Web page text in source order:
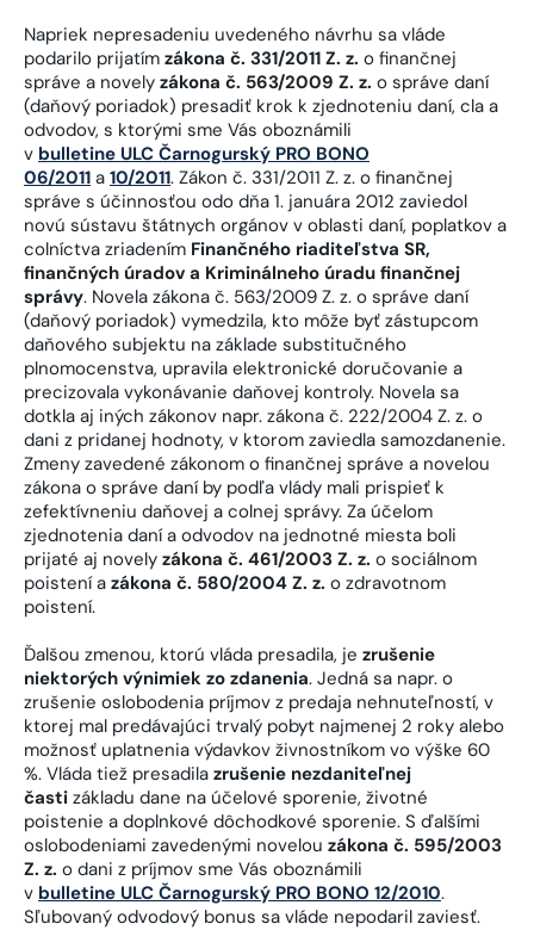
Napriek nepresadeniu uvedeného návrhu sa vláde
podarilo prijatím zákona č. 331/2011 Z. z. o finančnej
správe a novely zákona č. 563/2009 Z. z. o správe daní
(daňový poriadok) presadiť krok k zjednoteniu daní, cla a
odvodov, s ktorými sme Vás oboznámili
v bulletine ULC Čarnogurský PRO BONO
06/2011 a 10/2011. Zákon č. 331/2011 Z. z. o finančnej
správe s účinnosťou odo dňa 1. januára 2012 zaviedol
novú sústavu štátnych orgánov v oblasti daní, poplatkov a
colníctva zriadením Finančného riaditeľstva SR,
finančných úradov a Kriminálneho úradu finančnej
správy. Novela zákona č. 563/2009 Z. z. o správe daní
(daňový poriadok) vymedzila, kto môže byť zástupcom
daňového subjektu na základe substitučného
plnomocenstva, upravila elektronické doručovanie a
precizovala vykonávanie daňovej kontroly. Novela sa
dotkla aj iných zákonov napr. zákona č. 222/2004 Z. z. o
dani z pridanej hodnoty, v ktorom zaviedla samozdanenie.
Zmeny zavedené zákonom o finančnej správe a novelou
zákona o správe daní by podľa vlády mali prispieť k
zefektívneniu daňovej a colnej správy. Za účelom
zjednotenia daní a odvodov na jednotné miesta boli
prijaté aj novely zákona č. 461/2003 Z. z. o sociálnom
poistení a zákona č. 580/2004 Z. z. o zdravotnom
poistení.
Ďalšou zmenou, ktorú vláda presadila, je zrušenie
niektorých výnimiek zo zdanenia. Jedná sa napr. o
zrušenie oslobodenia príjmov z predaja nehnuteľností, v
ktorej mal predávajúci trvalý pobyt najmenej 2 roky alebo
možnosť uplatnenia výdavkov živnostníkom vo výške 60
%. Vláda tiež presadila zrušenie nezdaniteľnej
časti základu dane na účelové sporenie, životné
poistenie a doplnkové dôchodkové sporenie. S ďalšími
oslobodeniami zavedenými novelou zákona č. 595/2003
Z. z. o dani z príjmov sme Vás oboznámili
v bulletine ULC Čarnogurský PRO BONO 12/2010.
Sľubovaný odvodový bonus sa vláde nepodaril zaviesť.